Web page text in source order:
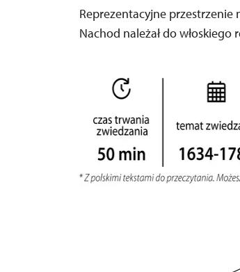
Reprezentacyjne przestrzenie
Nachod należał do